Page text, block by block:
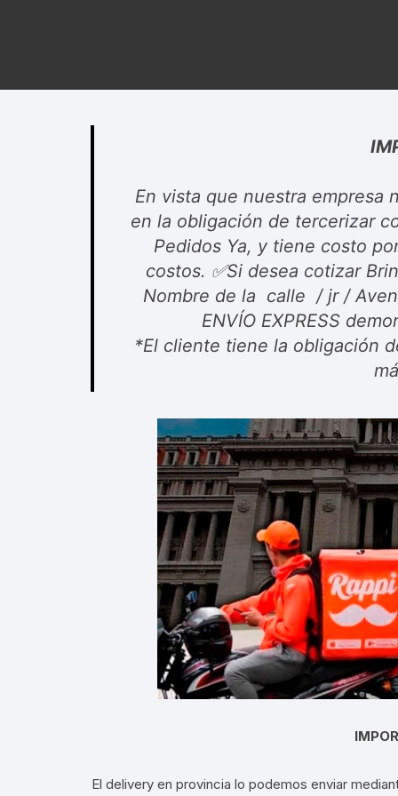
Frenos Hidráulicos
GRUPO SISTEMAS DE
TRANSMISION KIT
Horquilla Suspenciones
Masas Bocamasas
Llantas para Bicicletas
Pedales
Piñones de Bicicleta
Potencias Stem
Plumillas Ejes
Radios de Bicicleta
Rodajes
Lubricantes
Monoplatos
Radios de
Tapa de Orquilla
Tubeless
Tapa De Bielas
Pastillas de
Roldanas para
En vista que nuestra empresa
en la obligación de tercerizar
Pedidos Ya, y tiene costo
costos. ✅Si desea cotizar
Nombre de la calle / jr /
ENVÍO EXPRESS
*El cliente tiene la obligación
El delivery en provincia lo podemos enviar